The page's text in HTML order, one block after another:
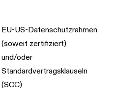
EU-US-Datenschutzrahmen
(soweit zertifiziert)
und/oder
Standardvertragsklauseln
(SCC)